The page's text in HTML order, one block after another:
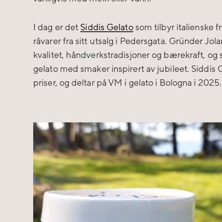
I dag er det Siddis Gelatosom tilbyr italienske
råvarer fra sitt utsalg i Pedersgata. Gründer
kvalitet, håndverkstradisjoner og bærekraft, og
gelato med smaker inspirert av jubileet. Siddis
priser, og deltar på VM i gelato i Bologna i 2025.